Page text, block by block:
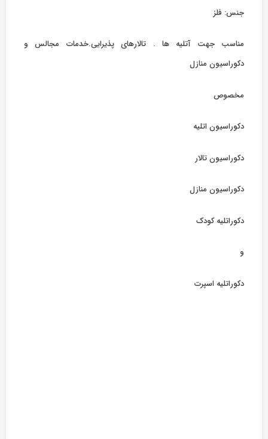
جنس: فلز
مناسب جهت آتلیه ها . تالارهای پذیرایی.خدمات مجالس و
دکوراسیون منازل
مخصوص
دکوراسیون اتلیه
دکوراسیون تالار
دکوراسیون منازل
دکوراتلیه کودک
و
دکوراتلیه اسپرت